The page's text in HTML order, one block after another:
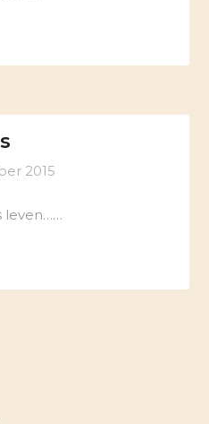
2015
leven……